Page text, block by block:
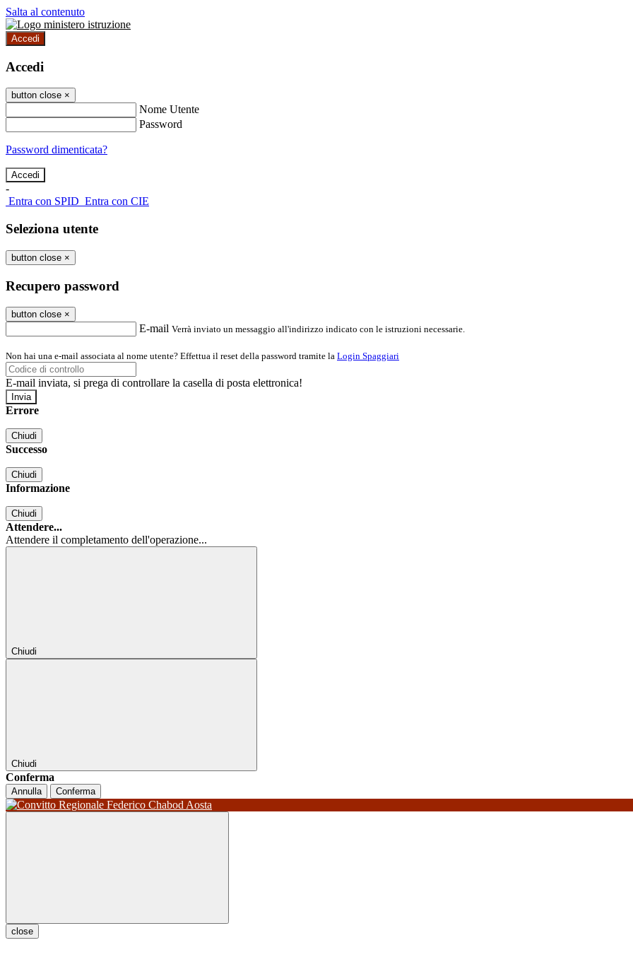
Salta al contenuto
Accedi
Accedi
button close ×
Nome Utente
Password
Password dimenticata?
-
Entra con SPID Entra con CIE
Seleziona utente
button close ×
Recupero password
button close ×
E-mail Verrà inviato un messaggio all'indirizzo indicato con le istruzioni necessarie.
Non hai una e-mail associata al nome utente? Effettua il reset della password tramite la Login Spaggiari
E-mail inviata, si prega di controllare la casella di posta elettronica!
Errore
Chiudi
Successo
Chiudi
Informazione
Chiudi
Attendere...
Attendere il completamento dell'operazione...
Chiudi
Chiudi
Conferma
Annulla Conferma
close